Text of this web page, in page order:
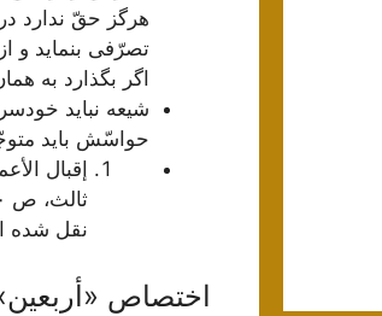
هرگز حقّ ندارد
تصرّفی بنماید و
اگر بگذارد به
شیعه نباید
حواسّش باید
نقل شده
اختصاص